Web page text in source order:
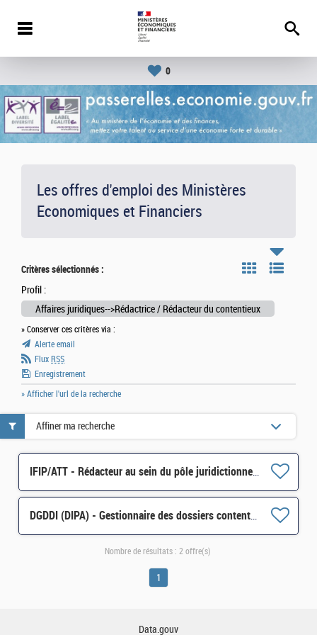
0
Les offres d'emploi des Ministères
Economiques et Financiers
Critères sélectionnés :
Profil :
Affaires juridiques-->Rédactrice / Rédacteur du contentieux
» Conserver ces critères via :
Alerte email
Flux RSS
Enregistrement
» Afficher l'url de la recherche
IFIP/ATT - Rédacteur au sein du pôle juridictionnel et judiciaire de Paris (PJJ) H/F
DGDDI (DIPA) - Gestionnaire des dossiers contentieux et suivi des marchandises (Cat. B) H/F
Affiner ma recherche
Nombre de résultats : 2 offre(s)
1
Data.gouv